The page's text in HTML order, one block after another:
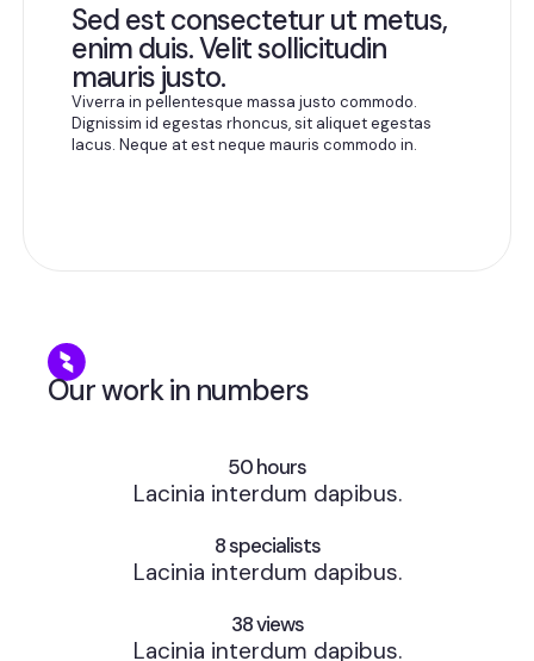
Sed est consectetur ut metus,
enim duis. Velit sollicitudin
mauris justo.
Viverra in pellentesque massa justo commodo.
Dignissim id egestas rhoncus, sit aliquet egestas
lacus. Neque at est neque mauris commodo in.
Our work in numbers
Lacinia interdum dapibus.
50 hours
Lacinia interdum dapibus.
8 specialists
Lacinia interdum dapibus.
38 views